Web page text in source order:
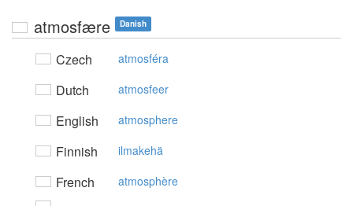
atmosfære Danish
Czech atmosféra
Dutch atmosfeer
English atmosphere
Finnish ilmakehä
French atmosphère